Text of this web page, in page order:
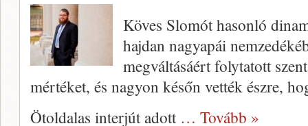
Köves Slomót hasonló
hajdan nagyapái
megváltásáért folytatott
mértéket, és nagyon későn vették észre,
Ötoldalas interjút adott … Tovább »